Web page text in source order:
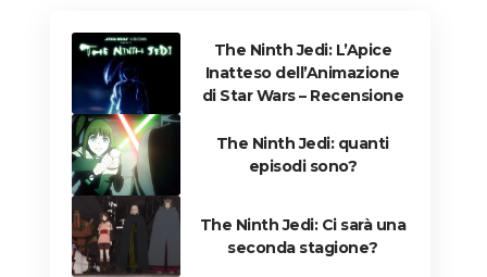
The Ninth Jedi: L’Apice
Inatteso dell’Animazione
di Star Wars – Recensione
The Ninth Jedi: quanti
episodi sono?
The Ninth Jedi: Ci sarà una
seconda stagione?